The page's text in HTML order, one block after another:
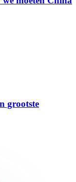
grootste